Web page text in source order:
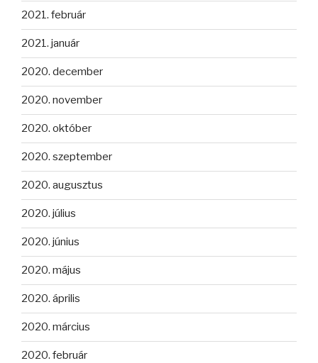
2021. február
2021. január
2020. december
2020. november
2020. október
2020. szeptember
2020. augusztus
2020. július
2020. június
2020. május
2020. április
2020. március
2020. február